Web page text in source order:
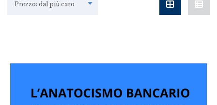
Prezzo: dal più caro